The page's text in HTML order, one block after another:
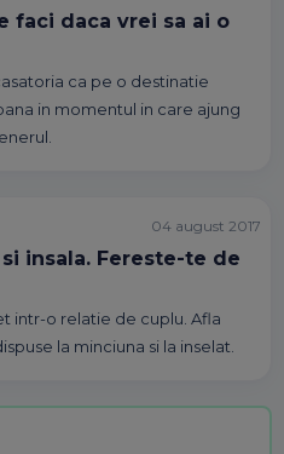
faci daca vrei sa ai o
ca pe o destinatie
in momentul in care ajung
insala. Fereste-te de
intr-o relatie de cuplu. Afla
la minciuna si la inselat.
04 august 2017